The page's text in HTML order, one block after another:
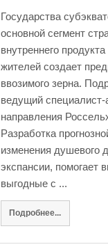
Государства
основной сегмент
внутреннего
жителей создает
ввозимого зерна.
ведущий
направления
Разработка
изменения душевого
экспансии, помогает
выгодные с ...
Подробнее...